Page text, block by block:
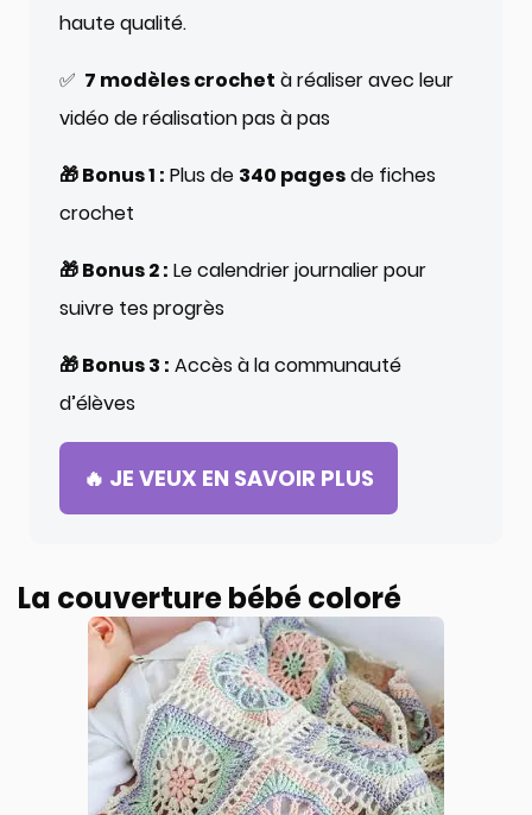
haute qualité.
✅ 7 modèles crochet à réaliser avec leur
vidéo de réalisation pas à pas
🎁 Bonus 1 : Plus de 340 pagesde fiches
crochet
🎁 Bonus 2 : Le calendrier journalier pour
suivre tes progrès
🎁 Bonus 3 : Accès à la communauté
d’élèves
🔥 JE VEUX EN SAVOIR PLUS
La couverture bébé coloré